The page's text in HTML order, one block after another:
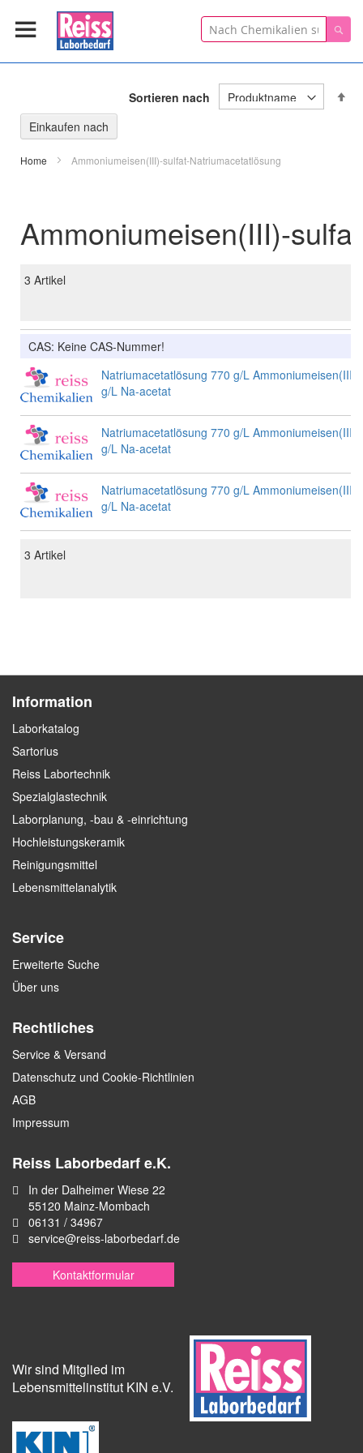
Suche
Home Ammoniumeisen(III)-sulfat-Natriumacetatlösung
Ammoniumeisen(III)-
3 Artikel
Sortieren nach
CAS: Keine CAS-Nummer!
Natriumacetatlösung 770 g/L
g/L Na-acetat
Natriumacetatlösung 770 g/L
g/L Na-acetat
Natriumacetatlösung 770 g/L
g/L Na-acetat
3 Artikel
Einkaufen nach
Information
Laborkatalog
Sartorius
Reiss Labortechnik
Spezialglastechnik
Laborplanung, -bau & -einrichtung
Hochleistungskeramik
Reinigungsmittel
Lebensmittelanalytik
Service
Erweiterte Suche
Über uns
Rechtliches
Service & Versand
Datenschutz und Cookie-Richtlinien
AGB
Impressum
Reiss Laborbedarf e.K.
In der Dalheimer Wiese 22
55120 Mainz-Mombach
06131 / 34967
service@reiss-laborbedarf.de
Kontaktformular
Wir sind Mitglied im
Lebensmittelinstitut KIN e.V.